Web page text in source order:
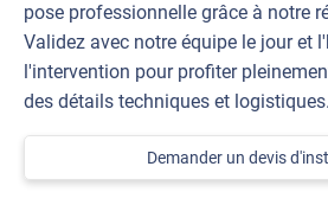
pose professionnelle grâce à notre
Validez avec notre équipe le jour et
l'intervention pour profiter
des détails techniques et logistiques.
Demander un devis